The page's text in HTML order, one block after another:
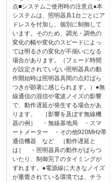
点■システムご使用時の注意点●本
システムは、照明器具1台ごとにア
ドレスを付加し、個別に制御して
います。そのため、調光・調色の
変化の幅や変化のスピードによっ
ては明るさの変化が不揃いになる
場合があります。（フェード時間
が設定されていない照明器具の動
作開始時は照明器具間の点灯ばら
つきが顕著に感じられます。）●無
線通信の混信や電波ノイズの影響
で、動作遅延が発生する場合があ
ります。 ［影響を及ぼす無線機
器の例］ ・無線基地局 ・スマ
ートメーター ・その他920MHz帯
通信機器 など ［動作遅延と
は］ ・照明器具の動作がばらつ
いたり、制御完了のタイミングが
ずれます。●電源線に大きなノイズ
が重畳されている環境では、チラ